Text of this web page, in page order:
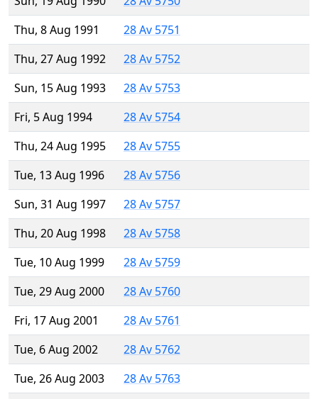
Thu, 8 Aug 1991
28 Av 5751
Thu, 27 Aug 1992
28 Av 5752
Sun, 15 Aug 1993
28 Av 5753
Fri, 5 Aug 1994
28 Av 5754
Thu, 24 Aug 1995
28 Av 5755
Tue, 13 Aug 1996
28 Av 5756
Sun, 31 Aug 1997
28 Av 5757
Thu, 20 Aug 1998
28 Av 5758
Tue, 10 Aug 1999
28 Av 5759
Tue, 29 Aug 2000
28 Av 5760
Fri, 17 Aug 2001
28 Av 5761
Tue, 6 Aug 2002
28 Av 5762
Tue, 26 Aug 2003
28 Av 5763